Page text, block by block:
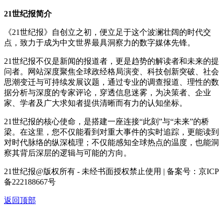
21世纪报简介
《21世纪报》自创立之初，便立足于这个波澜壮阔的时代交
点，致力于成为中文世界最具洞察力的数字媒体先锋。
21世纪报不仅是新闻的报道者，更是趋势的解读者和未来的提
问者。网站深度聚焦全球政经格局演变、科技创新突破、社会
思潮变迁与可持续发展议题，通过专业的调查报道、理性的数
据分析与深度的专家评论，穿透信息迷雾，为决策者、企业
家、学者及广大求知者提供清晰而有力的认知坐标。
21世纪报的核心使命，是搭建一座连接“此刻”与“未来”的桥
梁。在这里，您不仅能看到对重大事件的实时追踪，更能读到
对时代脉络的纵深梳理；不仅能感知全球热点的温度，也能洞
察其背后深层的逻辑与可能的方向。
21世纪报@版权所有 - 未经书面授权禁止使用 | 备案号：京ICP
备222188667号
返回顶部